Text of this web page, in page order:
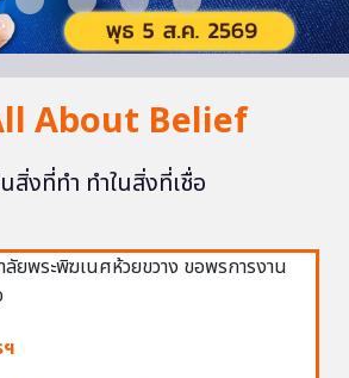
About Belief
นสิ่งที่ทำ ทำในสิ่งที่เชื่อ